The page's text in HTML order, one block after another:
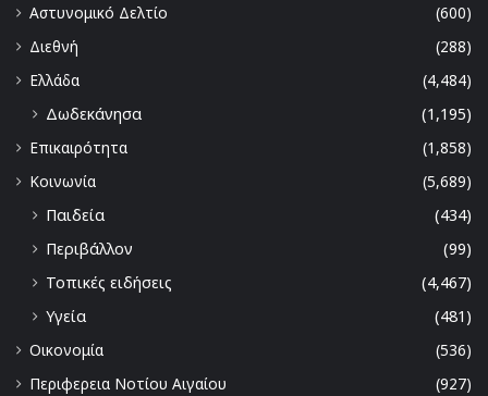
Αστυνομικό Δελτίο
(600)
Διεθνή
(288)
Ελλάδα
(4,484)
Δωδεκάνησα
(1,195)
Επικαιρότητα
(1,858)
Κοινωνία
(5,689)
Παιδεία
(434)
Περιβάλλον
(99)
Τοπικές ειδήσεις
(4,467)
Υγεία
(481)
Οικονομία
(536)
Περιφερεια Νοτίου Αιγαίου
(927)